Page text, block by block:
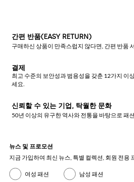
간편 반품(EASY RETURN)
구매하신 상품이 만족스럽지 않다면, 간편 반품
결제
최고 수준의 보안성과 범용성을 갖춘 12가지 이
세요.
신뢰할 수 있는 기업, 탁월한 문화
50년 이상의 유구한 역사와 전통을 바탕으로 패
뉴스 및 프로모션
지금 가입하여 최신 뉴스, 특별 컬렉션, 회원 전용
여성 패션 남성 패션